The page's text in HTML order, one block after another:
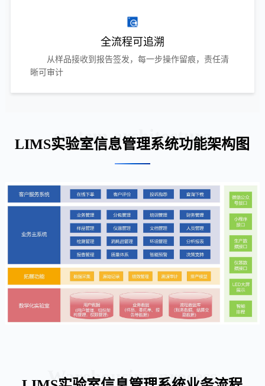
全流程可追溯
从样品接收到报告签发，每一步操作留痕，责任清
晰可审计
system architecture
LIMS实验室信息管理系统功能架构图
Warehousing process